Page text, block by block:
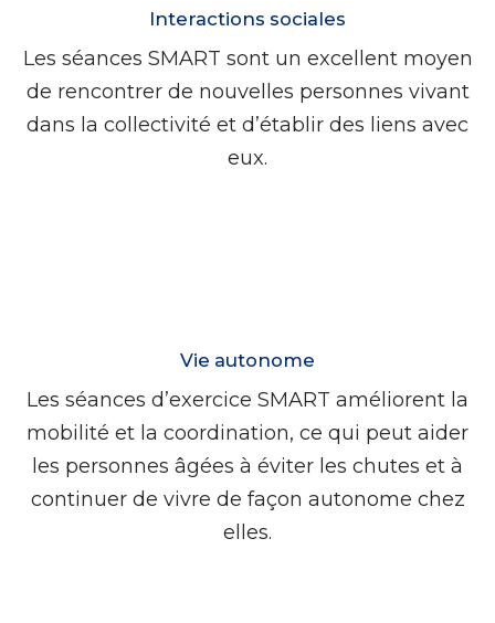
Interactions sociales
Les séances SMART sont un excellent moyen
de rencontrer de nouvelles personnes vivant
dans la collectivité et d’établir des liens avec
eux.
Vie autonome
Les séances d’exercice SMART améliorent la
mobilité et la coordination, ce qui peut aider
les personnes âgées à éviter les chutes et à
continuer de vivre de façon autonome chez
elles.